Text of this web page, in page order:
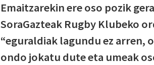
Emaitzarekin ere oso pozik
SoraGazteak Rugby Klubeko
“eguraldiak lagundu ez arren,
ondo jokatu dute eta umeak